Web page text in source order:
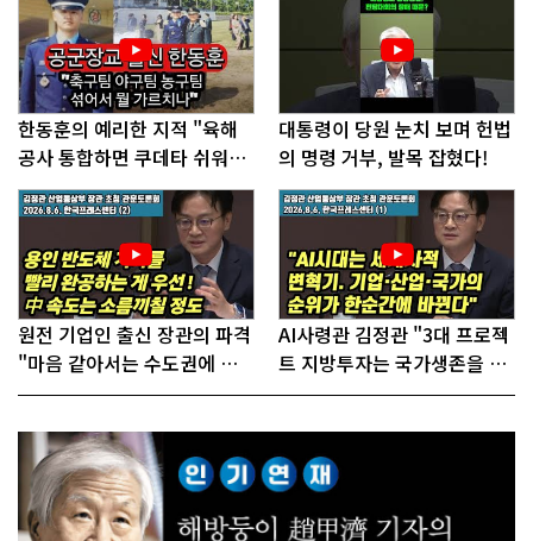
한동훈의 예리한 지적 "육해
공사 통합하면 쿠데타 쉬워진
다"
대통령이 당원 눈치 보며 헌법
의 명령 거부, 발목 잡혔다!
원전 기업인 출신 장관의 파격
"마음 같아서는 수도권에 원
전 짓고싶다"
AI사령관 김정관 "3대 프로젝
트 지방투자는 국가생존을 건
대전략"